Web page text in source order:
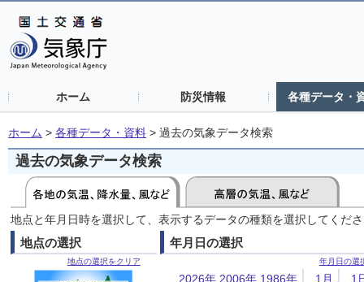
ホーム 防災情報 各種データ・
ホーム > 各種データ・資料 > 過去の気象データ検索
過去の気象データ検索
地点と年月日時を選択して、表示するデータの種類を選択してくだ
地点の選択
地点の選択をクリア
年月日の選択
年月日の選
2026年 2006年 1986年
1月
1